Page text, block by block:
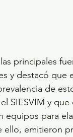
principales
y destacó
de
SIESVIM y
equipos para
ello, emitieron